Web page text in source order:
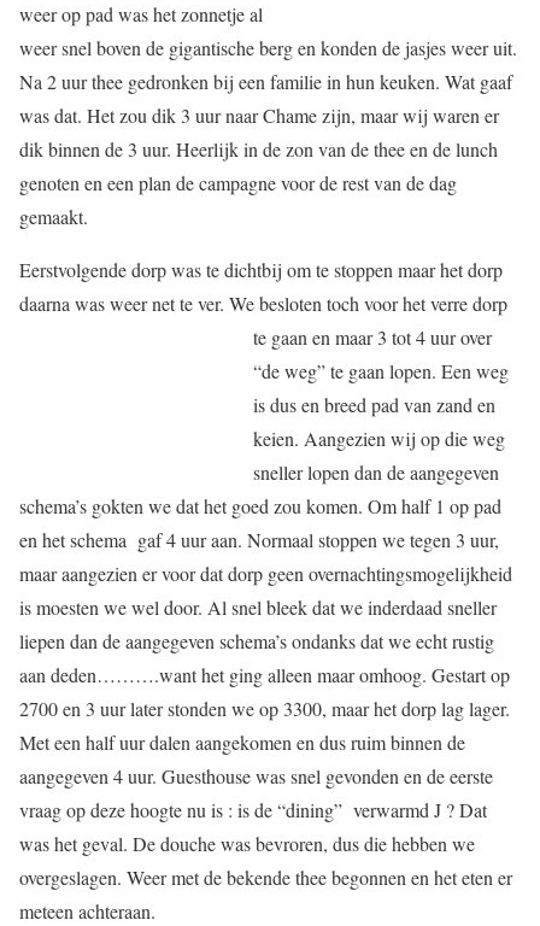
weer op pad was het zonnetje al
weer snel boven de gigantische berg en konden de jasjes weer uit.
Na 2 uur thee gedronken bij een familie in hun keuken. Wat gaaf
was dat. Het zou dik 3 uur naar Chame zijn, maar wij waren er
dik binnen de 3 uur. Heerlijk in de zon van de thee en de lunch
genoten en een plan de campagne voor de rest van de dag
gemaakt.
Eerstvolgende dorp was te dichtbij om te stoppen maar het dorp
daarna was weer net te ver. We besloten toch voor het verre dorp
te gaan enmaar 3 tot 4 uur over
“de weg” te gaan lopen. Een weg
is dus en breed pad van zand en
keien. Aangezien wij op die weg
sneller lopen dan de aangegeven
schema’s gokten we dat het goed zou komen. Om half 1 op pad
en het schema gaf 4 uur aan. Normaal stoppen we tegen 3 uur,
maar aangezien er voor dat dorp geen overnachtingsmogelijkheid
is moesten we wel door. Al snel bleek dat we inderdaad sneller
liepen dan de aangegeven schema’s ondanks dat we echt rustig
aan deden……….want het ging alleen maar omhoog. Gestart op
2700 en 3 uur later stonden we op 3300, maar het dorp lag lager.
Met een half uur dalen aangekomen en dus ruim binnen de
aangegeven 4 uur. Guesthouse was snel gevonden en de eerste
vraag op deze hoogte nu is : is de “dining” verwarmd J ? Dat
was het geval. De douche was bevroren, dus die hebben we
overgeslagen. Weer met de bekende thee begonnen en het eten er
meteen achteraan.